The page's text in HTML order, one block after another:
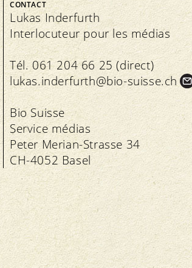
Transparence
Directives
Contrôle
Importations
Assurance qualité
Assemblée des délégués
Fédération interne
Extranet
Cahier des charges
FNRB
Marchés régionaux
Bio-Symposium
Recettes Bourgeon
CONTACT
Lukas Inderfurth
Interlocuteur pour les médias
Tél. 061 204 66 25 (direct)
lukas.inderfurth@bio-suisse.ch
Bio Suisse
Service médias
Peter Merian-Strasse 34
CH-4052 Basel